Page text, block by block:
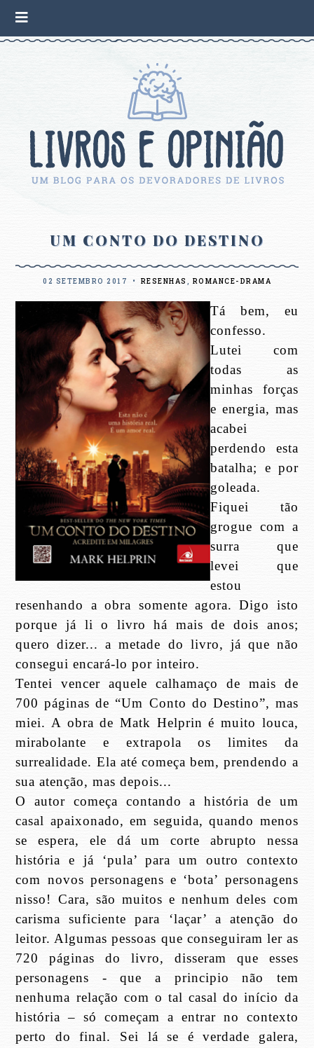
UM CONTO DO DESTINO
02 SETEMBRO 2017 • RESENHAS , ROMANCE-DRAMA
Tá bem, eu
confesso.
Lutei com
todas as
minhas forças
e energia, mas
acabei
perdendo esta
batalha; e por
goleada.
Fiquei tão
grogue com a
surra que
levei que
estou
resenhando a obra somente agora. Digo isto
porque já li o livro há mais de dois anos;
quero dizer... a metade do livro, já que não
consegui encará-lo por inteiro.
Tentei vencer aquele calhamaço de mais de
700 páginas de “Um Conto do Destino”, mas
miei. A obra de Matk Helprin é muito louca,
mirabolante e extrapola os limites da
surrealidade. Ela até começa bem, prendendo a
sua atenção, mas depois...
O autor começa contando a história de um
casal apaixonado, em seguida, quando menos
se espera, ele dá um corte abrupto nessa
história e já ‘pula’ para um outro contexto
com novos personagens e ‘bota’ personagens
nisso! Cara, são muitos e nenhum deles com
carisma suficiente para ‘laçar’ a atenção do
leitor. Algumas pessoas que conseguiram ler as
720 páginas do livro, disseram que esses
personagens - que a principio não tem
nenhuma relação com o tal casal do início da
história – só começam a entrar no contexto
perto do final. Sei lá se é verdade galera,